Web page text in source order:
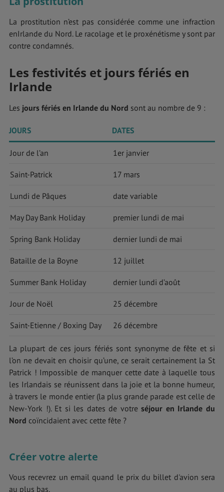
La prostitution n’est pas considérée comme une infraction
enIrlande du Nord. Le racolage et le proxénétisme y sont par
contre condamnés.
Les festivités et jours fériés en
Irlande
Les jours fériés en Irlande du Nord sont au nombre de 9 :
JOURS DATES
Jour de l’an 1er janvier
Saint-Patrick 17 mars
Lundi de Pâques date variable
May Day Bank Holiday premier lundi de mai
Spring Bank Holiday dernier lundi de mai
Bataille de la Boyne 12 juillet
Summer Bank Holiday dernier lundi d’août
Jour de Noël 25 décembre
Saint-Etienne / Boxing Day 26 décembre
La plupart de ces jours fériés sont synonyme de fête et si
l’on ne devait en choisir qu’une, ce serait certainement la St
Patrick ! Impossible de manquer cette date à laquelle tous
les Irlandais se réunissent dans la joie et la bonne humeur,
à travers le monde entier (la plus grande parade est celle de
New-York !). Et si les dates de votreséjour en Irlande du
Nord coïncidaient avec cette fête ?
Créer votre alerte
Vous recevrez un email quand le prix du billet d'avion sera
au plus bas.